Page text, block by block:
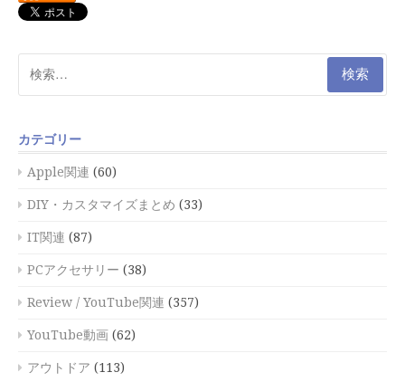
索:
カテゴリー
Apple関連 (60)
DIY・カスタマイズまとめ (33)
IT関連 (87)
PCアクセサリー (38)
Review / YouTube関連 (357)
YouTube動画 (62)
アウトドア (113)